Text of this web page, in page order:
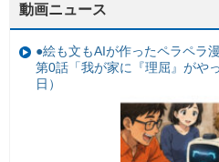
動画ニュース
●絵も文もAIが作ったペラペラ
第0話「我が家に『理屈』がや
日）